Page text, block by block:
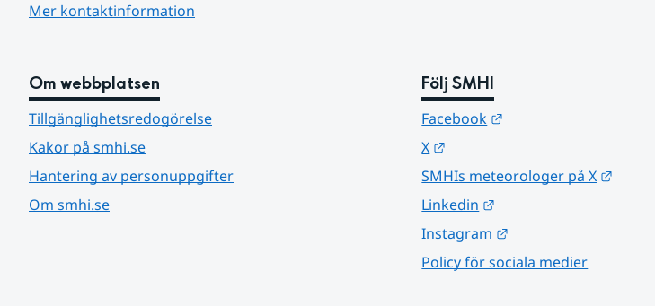
Mer kontaktinformation
Om webbplatsen
Tillgänglighetsredogörelse
Kakor på smhi.se
Hantering av personuppgifter
Om smhi.se
Följ SMHI
Facebook
X
SMHIs meteorologer på X
Linkedin
Instagram
Policy för sociala medier